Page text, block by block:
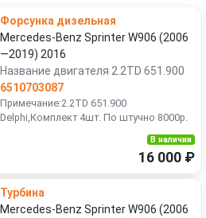
Форсунка дизельная
Mercedes-Benz Sprinter W906 (2006
—2019) 2016
Название двигателя 2.2TD 651.900
6510703087
Примечание:2.2TD 651.900
Delphi,Комплект 4шт. По штучно 8000р.
В наличии
16 000 ₽
Турбина
Mercedes-Benz Sprinter W906 (2006